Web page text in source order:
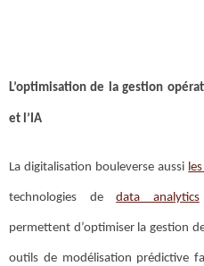
L’optimisation de la gestion
et l’IA
La digitalisation bouleverse aussi
technologies dedata analytics
permettent d’optimiser la gestion
outils de modélisation prédictive